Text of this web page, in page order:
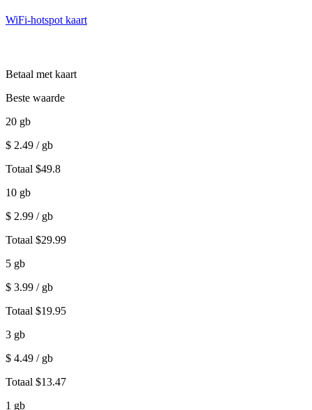
WiFi-hotspot kaart
Betaal met kaart
Beste waarde
20 gb
$ 2.49 / gb
Totaal $49.8
10 gb
$ 2.99 / gb
Totaal $29.99
5 gb
$ 3.99 / gb
Totaal $19.95
3 gb
$ 4.49 / gb
Totaal $13.47
1 gb